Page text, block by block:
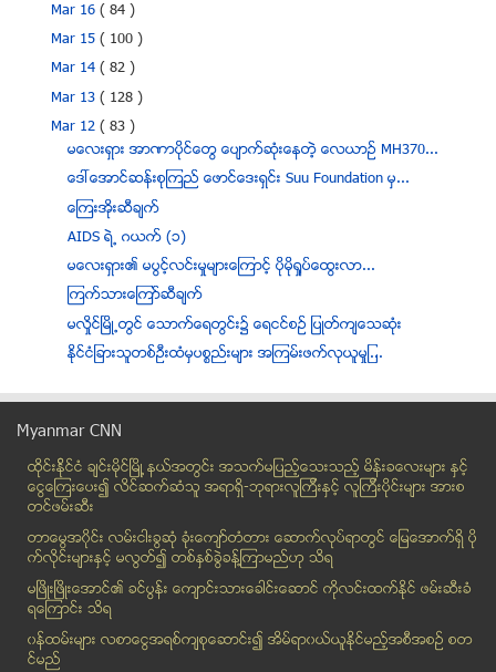
Mar 16( 84 )
Mar 15( 100 )
Mar 14( 82 )
Mar 13( 128 )
Mar 12( 83 )
မေလးရွား အာဏာပိုင္ေတြ ေပ်ာက္ဆံုးေနတဲ့ ေလယာဥ္ MH370...
ေဒၚေအာင္ဆန္းစုၾကည္ ေဖာင္ေဒးရွင္း Suu Foundation မွ...
ေၾကးအိုးဆီခ်က္
AIDS ရဲ႕ ဂယက္ (၁)
မေလးရွား၏ မပြင့္လင္းမႈမ်ားေၾကာင့္ ပိုမိုရႈပ္ေထြးလာ...
ၾကက္သားေၾကာ္ဆီခ်က္
မလႈိင္ၿမိဳ႕တြင္ ေသာက္ေရတြင္း၌ ေရငင္စဥ္ ျပဳတ္က်ေသဆံုး
ႏိုင္ငံျခားသူတစ္ဦးထံမွပစၥည္းမ်ား အၾကမ္းဖက္လုယူမႈျ...
နည္...
ဆံသားကၽြတ္ျခင္း ကင္းေအာင္ ပ်ဳိမဒီတို႔ ထိန္းသိမ္းေစ...
မံုရြာတြင္ တကၠသုိလ္ႏွစ္ခုမွ ေက်ာင္းသားမ်ား ခ်ိန္းဆ...
ဓာတ္ပံုမ်ားကို အခမဲ့အသံုးျပဳႏုိင္ရန္ Getty Images ...
ဘဝ အေမာေတြ ေျပ ေစဖုိ႔ ေပ်ာ္လုိက္ၾကစုိ႔
အိႏၵိယႏိုင္ငံရဲ႕ နာမည္ေက်ာ္ မသန္စြမ္း ဟစ္ေဟာ့အကပညာ...
ထိုင္းဘုရင္ေဟာင္း အုတ္ဂူ တူးေဖာ္ေရး မႏၲေလး စည္ပင္ ...
အေျပာအဆို သတိျပဳရန္ လႊတ္ေတာ္ ကိုယ္စားလွယ္တစ္ဦးကို...
Myanmar CNN
ထိုင္းနို္င္ငံ ခ်င္းမိုင္ျမိဳ ့နယ္အတြင္း အသက္မျပည့္ေသးသည့္ မိန္းခေလးမ်ား နွင့္
ေငြေၾကးေပး၍ လိင္ဆက္ဆံသူ အရာရွိ-ဘုရားလူၾကီးနွင့္ လူၾကီးပိုင္းမ်ား အားစ
တင္ဖမ္းဆီး
တာေမြအ၀ိုင္း လမ္းငါးခြဆံု ခံုးေက်ာ္တံတား ေဆာက္လုပ္ရာတြင္ ေျမေအာက္ရွိ ပို
က္လိုင္းမ်ားႏွင့္ မလြတ္၍ တစ္ႏွစ္ခြဲခန္႔ၾကာမည္ဟု သိရ
မၿဖိဳးၿဖိဳးေအာင္၏ ခင္ပြန္း ေက်ာင္းသားေခါင္းေဆာင္ ကိုလင္းထက္ႏိုင္ ဖမ္းဆီးခံ
ရေၾကာင္း သိရ
၀န္ထမ္းမ်ား လစာေငြအရစ္က်စုေဆာင္း၍ အိမ္ရာ၀ယ္ယူႏုိင္မည့္အစီအစဥ္ စတ
င္မည္